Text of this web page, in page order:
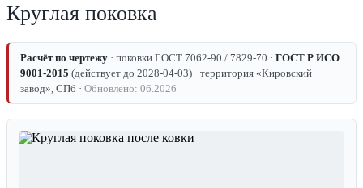
Круглая поковка
Расчёт по чертежу · поковки ГОСТ 7062-90 / 7829-70 · ГОСТ Р ИСО
9001-2015 (действует до 2028-04-03) · территория «Кировский
завод», СПб · Обновлено: 06.2026